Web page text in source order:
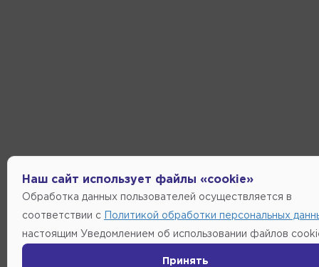
Наш сайт использует файлы «cookie»
Обработка данных пользователей осуществляется в
соответствии с Политикой обработки персональных
настоящим Уведомлением об использовании файлов
Принять